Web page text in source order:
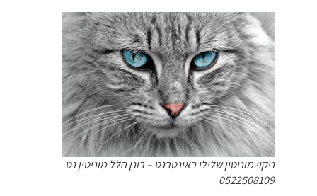
ניקוי מוניטין שלילי באינטרנט – רונן הלל מוניטין נט
0522508109